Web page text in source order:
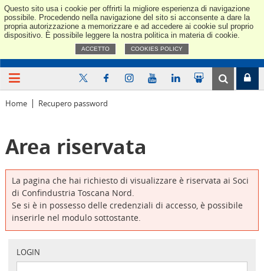
Questo sito usa i cookie per offrirti la migliore esperienza di navigazione
possibile. Procedendo nella navigazione del sito si acconsente a dare la
propria autorizzazione a memorizzare e ad accedere ai cookie sul proprio
dispositivo. È possibile leggere la nostra politica in materia di cookie.
ACCETTO COOKIES POLICY
Home Recupero password
Area riservata
La pagina che hai richiesto di visualizzare è riservata ai Soci
di Confindustria Toscana Nord.
Se si è in possesso delle credenziali di accesso, è possibile
inserirle nel modulo sottostante.
LOGIN